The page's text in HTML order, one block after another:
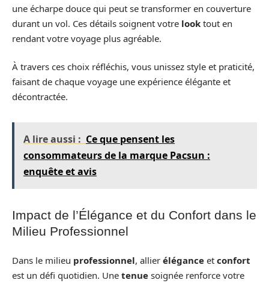
une écharpe douce qui peut se transformer en couverture
durant un vol. Ces détails soignent votre look tout en
rendant votre voyage plus agréable.
À travers ces choix réfléchis, vous unissez style et praticité,
faisant de chaque voyage une expérience élégante et
décontractée.
A lire aussi : Ce que pensent les
consommateurs de la marque Pacsun :
enquête et avis
Impact de l’Élégance et du Confort dans le
Milieu Professionnel
Dans le milieu professionnel, allier élégance et confort
est un défi quotidien. Une tenue soignée renforce votre